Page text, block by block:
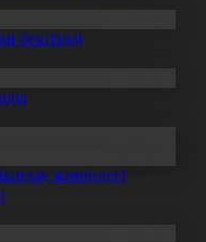
бекітілді
жөніндегі